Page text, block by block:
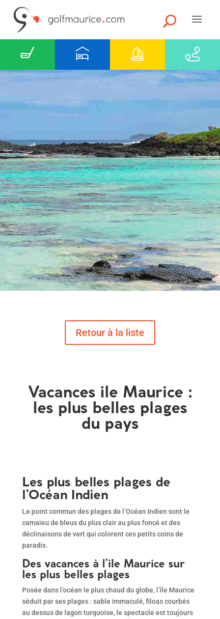
Vacances ile Maurice :
les plus belles plages
du pays
Les plus belles plages de
l’Océan Indien
Le point commun des plages de l’Océan Indien sont le
camaïeu de bleus du plus clair au plus foncé et des
déclinaisons de vert qui colorent ces petits coins de
paradis.
Des vacances à l’ile Maurice sur
les plus belles plages
Posée dans l’océan le plus chaud du globe, l’île Maurice
séduit par ses plages : sable immaculé, filoas courbés
au dessus de lagon turquoise, le spectacle est toujours